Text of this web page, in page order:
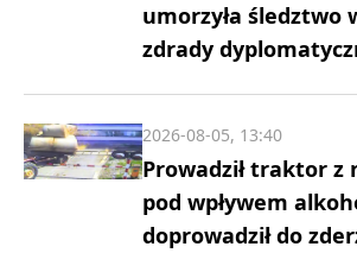
umorzyła śledztwo
zdrady
Prowadził traktor z
pod wpływem
doprowadził do
2026-08-05, 13:40